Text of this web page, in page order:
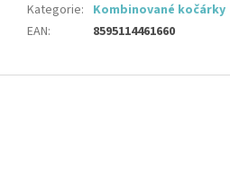
Kategorie: Kombinované kočárky
EAN: 8595114461660